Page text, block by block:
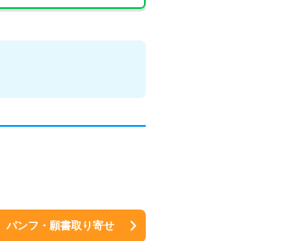
パンフ・願書取り寄せ